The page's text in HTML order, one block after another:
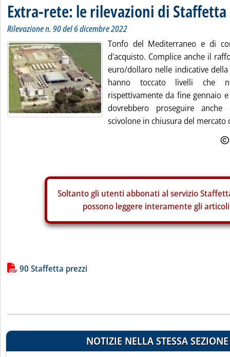
Extra-rete: le rilevazioni di Staffetta
Rilevazione n. 90 del 6 dicembre 2022
Tonfo del Mediterraneo e di
d'acquisto. Complice anche il
euro/dollaro nelle indicative
hanno toccato livelli che
rispettivamente da fine gennaio
dovrebbero proseguire
scivolone in chiusura del mercato
Soltanto gli utenti abbonati al servizio
possono leggere interamente gli
Lista allegati PDF alla notizia
90 Staffetta prezzi
NOTIZIE NELLA STESSA SEZIONE